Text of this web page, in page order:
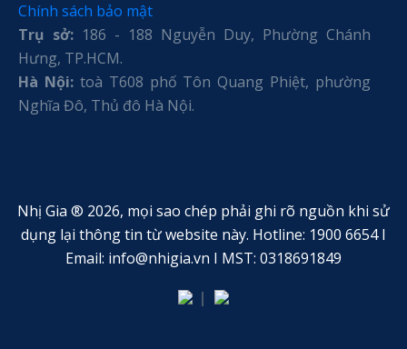
Chính sách bảo mật
Trụ sở: 186 - 188 Nguyễn Duy, Phường Chánh
Hưng, TP.HCM.
Hà Nội:toà T608 phố Tôn Quang Phiệt, phường
Nghĩa Đô, Thủ đô Hà Nội.
Nhị Gia ® 2026, mọi sao chép phải ghi rõ nguồn khi sử
dụng lại thông tin từ website này. Hotline: 1900 6654 I
Email: info@nhigia.vn I MST: 0318691849